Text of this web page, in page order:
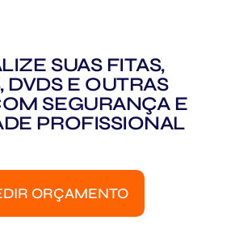
SUAS FITAS,
DVDS E OUTRAS
SEGURANÇA E
PROFISSIONAL
ORÇAMENTO